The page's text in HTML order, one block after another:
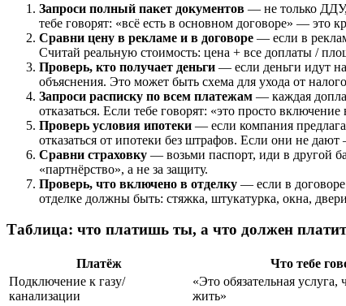
Запроси полный пакет документов — не только ДДУ,
тебе говорят: «всё есть в основном договоре» — это
Сравни цену в рекламе и в договоре — если в
Считай реальную стоимость: цена + все доплаты /
Проверь, кто получает деньги — если деньги идут
объяснения. Это может быть схема для ухода от
Запроси расписку по всем платежам — каждая
отказаться. Если тебе говорят: «это просто
Проверь условия ипотеки — если компания
отказаться от ипотеки без штрафов. Если они не
Сравни страховку — возьми паспорт, иди в другой
«партнёрство», а не за защиту.
Проверь, что включено в отделку — если в договоре
отделке должны быть: стяжка, штукатурка, окна,
Таблица: что платишь ты, а что должен
Платёж Что тебе
Подключение к газу/
канализации
«Это обязательная
жить»